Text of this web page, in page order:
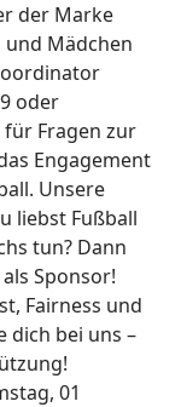
der Marke
und Mädchen
oder
Fragen zur
Engagement
Unsere
liebst Fußball
tun? Dann
Sponsor!
Fairness und
dich bei uns –
01